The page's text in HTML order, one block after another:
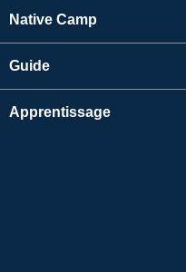
Native Camp
Guide
Apprentissage